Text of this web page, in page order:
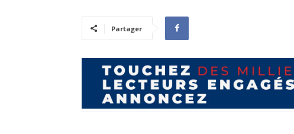
Partager